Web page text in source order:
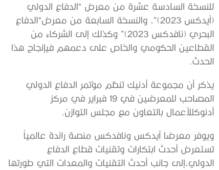
للنسخة السادسة عشرة من معرض “الدفاع الدولي
(آيدكس ، والنسخة السابعة من معرض“الدفاع
البحري (نافدكس وكذلك إلى الشركاء من
القطاعين الحكومي والخاص على دعمهم فيإنجاح هذا
الحدث
يذكر أن مجموعة أدنيك تنظم مؤتمر الدفاع الدولي
المصاحب للمعرضين في فبراير في مركز
أدنوكللأعمال بالتعاون مع مجلس التوازن
ويوفر معرضا آيدكس ونافدكس منصة رائدة عالمياً
تستعرض أحدث ابتكارات وتقنيات قطاع الدفاع
الدولي،إلى جانب أحدث التقنيات والمعدات التي طورتها